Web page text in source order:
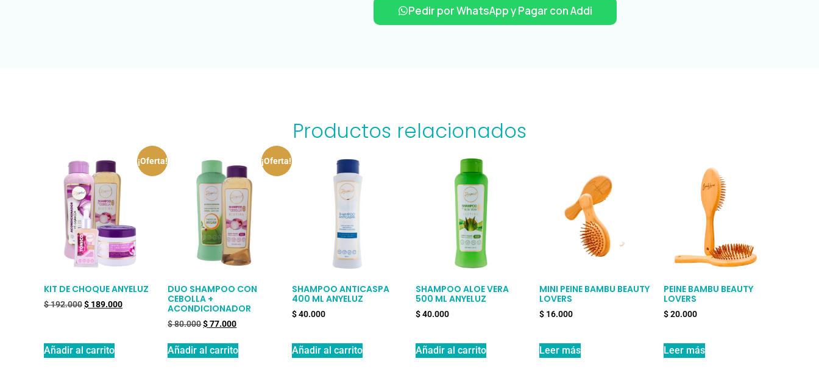
Pedir por WhatsApp y Pagar con Addi
Productos relacionados
¡Oferta!
KIT DE CHOQUE ANYELUZ
$192.000$ 189.000
Añadir al carrito
¡Oferta!
DUO SHAMPOO CON
CEBOLLA +
ACONDICIONADOR
$80.000$77.000
Añadir al carrito
SHAMPOO ANTICASPA
400 ML ANYELUZ
$40.000
Añadir al carrito
SHAMPOO ALOE VERA
500 ML ANYELUZ
$40.000
Añadir al carrito
MINI PEINE BAMBU BEAUTY
LOVERS
$ 16.000
Leer más
PEINE BAMBU BEAUTY
LOVERS
$20.000
Leer más